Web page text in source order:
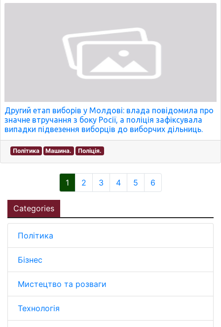
Другий етап виборів у Молдові: влада повідомила про
значне втручання з боку Росії, а поліція зафіксувала
випадки підвезення виборців до виборчих дільниць.
Політика Машина. Поліція.
1 2 3 4 5 6
Categories
Політика
Бізнес
Мистецтво та розваги
Технологія